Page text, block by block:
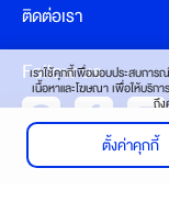
ติดต่อเรา
Follow us
Verified by
เราใช้คุกกี้เพื่อมอบประสบการ
เนื้อหาและโฆษณา เพื่อให้บริก
ถึ
ตั้งค่าคุกกี้